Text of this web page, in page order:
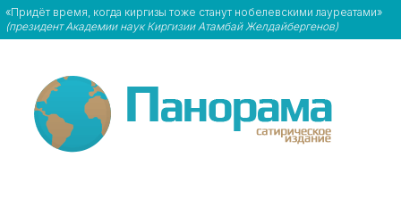
«Придёт время, когда киргизы тоже станут нобелевскими лауреатами»
(президент Академии наук Киргизии Атамбай Желдайбергенов)